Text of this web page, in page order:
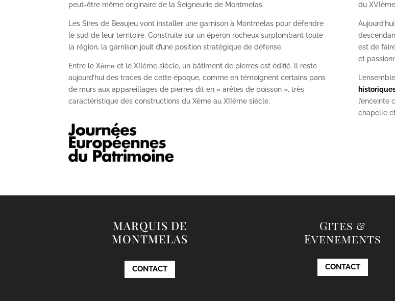
peut-être même originaire de la Seigneurie de Montmelas.
Les Sires de Beaujeu vont installer une garnison à Montmelas pour défendre
le sud de leur territoire. Construite sur un éperon rocheux surplombant toute
la région, la garnison jouit d’une position stratégique de défense.
Entre le Xème et le XIIème siècle, un bâtiment de pierres est édifié. Il reste
aujourd’hui des traces de cette époque, comme en témoignent certains pans
de murs aux appareillages de pierres dit en « arêtes de poisson », très
caractéristique des constructions du Xème au XIIème siècle.
du XVI ème
est de
et
l’enceinte
chapelle
MARQUIS DE
MONTMELAS
CONTACT
Gites &
Evenements
CONTACT